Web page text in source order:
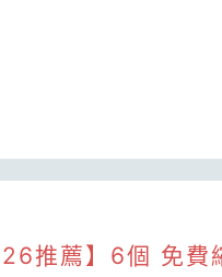
推薦】6個 免費